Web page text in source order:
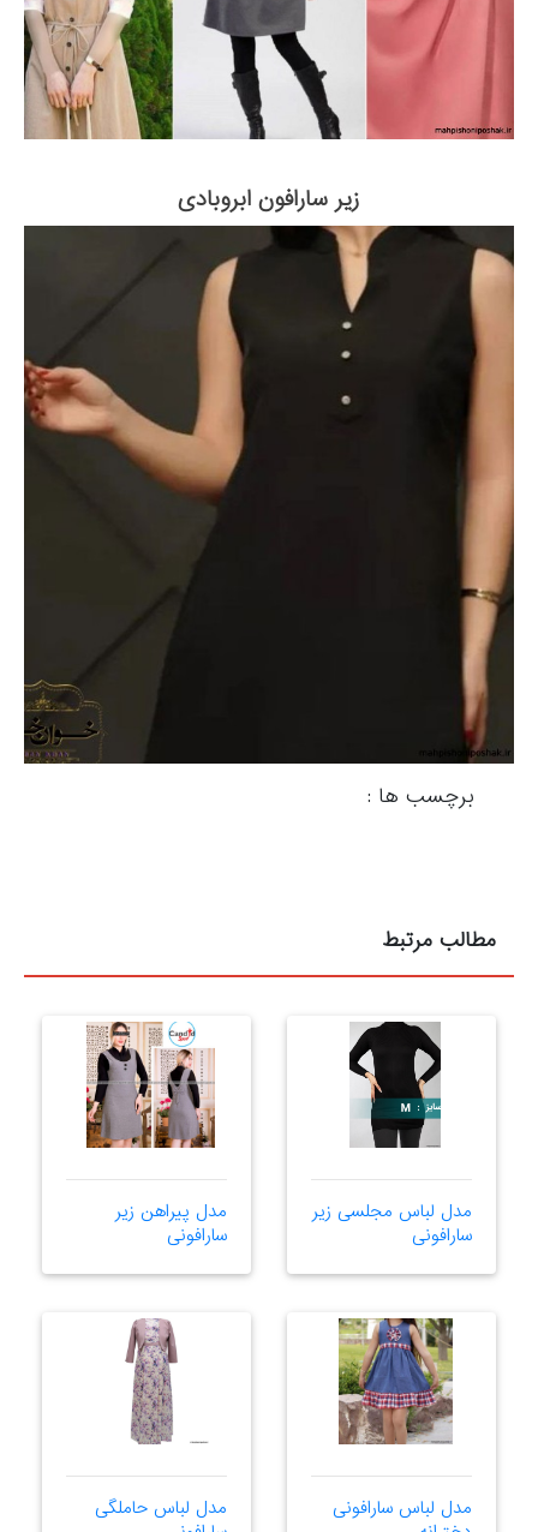
زیر سارافون ابروبادی
برچسب ها :
مطالب مرتبط
مدل لباس مجلسی زیر
سارافونی
مدل پیراهن زیر
سارافونی
مدل لباس سارافونی
مدل لباس حاملگی